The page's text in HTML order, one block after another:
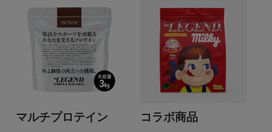
マルチプロテイン コラボ商品